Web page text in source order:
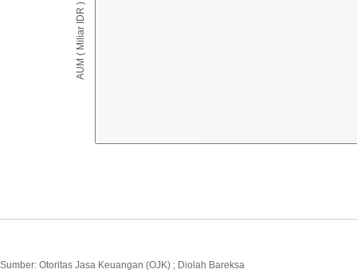
AUM ( Miliar IDR )
Sumber: Otoritas Jasa Keuangan (OJK) ; Diolah Bareksa